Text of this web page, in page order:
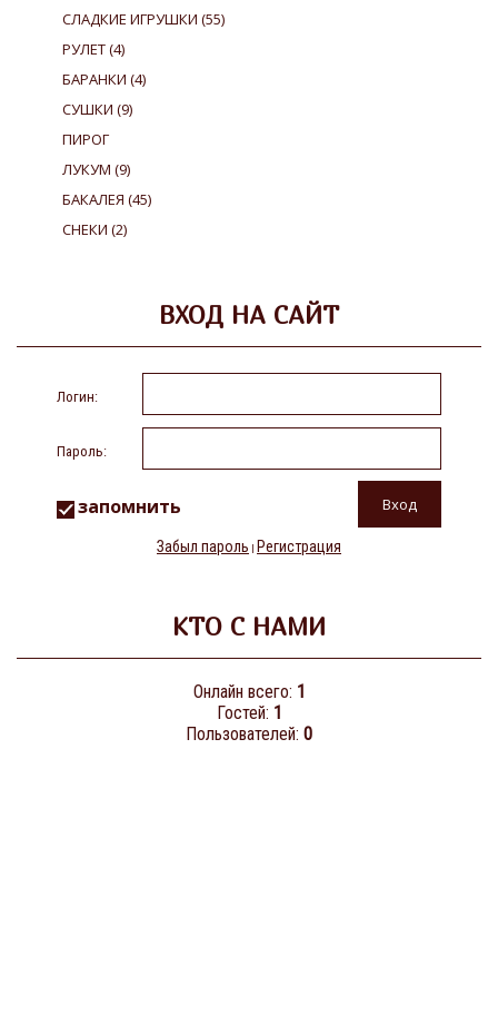
СЛАДКИЕ ИГРУШКИ (55)
РУЛЕТ(4)
БАРАНКИ (4)
СУШКИ (9)
ПИРОГ
ЛУКУМ (9)
БАКАЛЕЯ (45)
СНЕКИ (2)
ВХОД НА САЙТ
Логин:
Пароль:
запомнить
Забыл пароль | Регистрация
КТО С НАМИ
Онлайн всего: 1
Гостей: 1
Пользователей: 0